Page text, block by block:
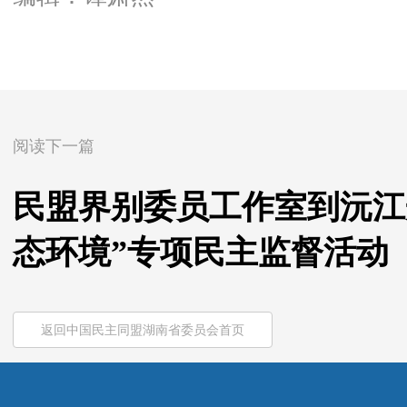
阅读下一篇
民盟界别委员工作室到沅
态环境”专项民主监督活动
返回中国民主同盟湖南省委员会首页